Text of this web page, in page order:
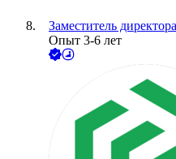
Заместитель
Опыт 3-6 лет